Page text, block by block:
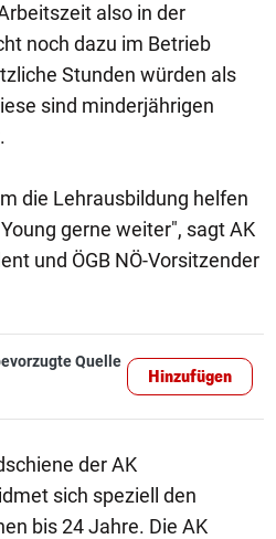
also in der
noch dazu im Betrieb
Stunden würden als
sind minderjährigen
die Lehrausbildung helfen
gerne weiter", sagt AK
und ÖGB NÖ-Vorsitzender
Quelle
Hinzufügen
der AK
sich speziell den
bis 24 Jahre. Die AK